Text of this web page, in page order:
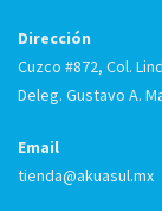
Dirección
Cuzco #872, Col.
Deleg. Gustavo A.
Email
tienda@akuasul.mx